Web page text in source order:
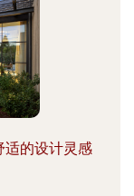
适的设计灵感